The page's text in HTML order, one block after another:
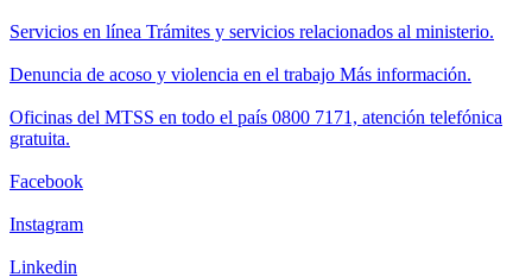
Servicios en línea Trámites y servicios relacionados al ministerio.
Denuncia de acoso y violencia en el trabajo Más información.
Oficinas del MTSS en todo el país 0800 7171, atención telefónica
gratuita.
Facebook
Instagram
Linkedin